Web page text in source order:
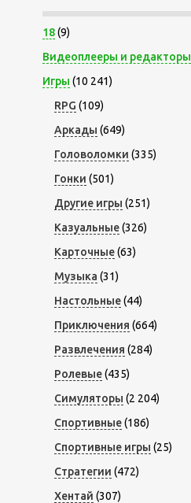
18(9)
Видеоплееры и редакторы
Игры (10 241)
RPG (109)
Аркады (649)
Головоломки (335)
Гонки (501)
Другие игры (251)
Казуальные(326)
Карточные(63)
Музыка (31)
Настольные(44)
Приключения (664)
Развлечения (284)
Ролевые(435)
Симуляторы (2 204)
Спортивные(186)
Спортивные игры (25)
Стратегии (472)
Хентай (307)